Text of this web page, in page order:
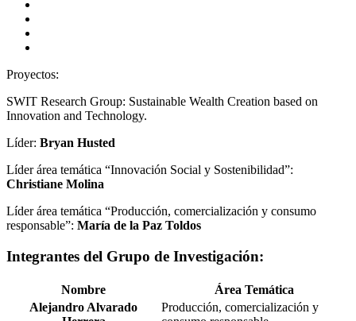
Proyectos:
SWIT Research Group: Sustainable Wealth Creation based on
Innovation and Technology.
Líder: Bryan Husted
Líder área temática “Innovación Social y Sostenibilidad”:
Christiane Molina
Líder área temática “Producción, comercialización y consumo
responsable”: María de la Paz Toldos
Integrantes del Grupo de Investigación:
Nombre
Área Temática
Alejandro Alvarado
Producción, comercialización y